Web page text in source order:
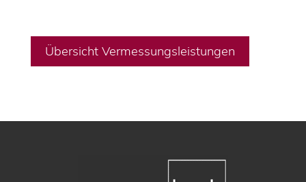
Übersicht Vermessungsleistungen